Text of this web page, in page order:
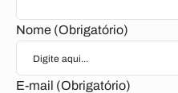
Nome (Obrigatório)
E-mail (Obrigatório)